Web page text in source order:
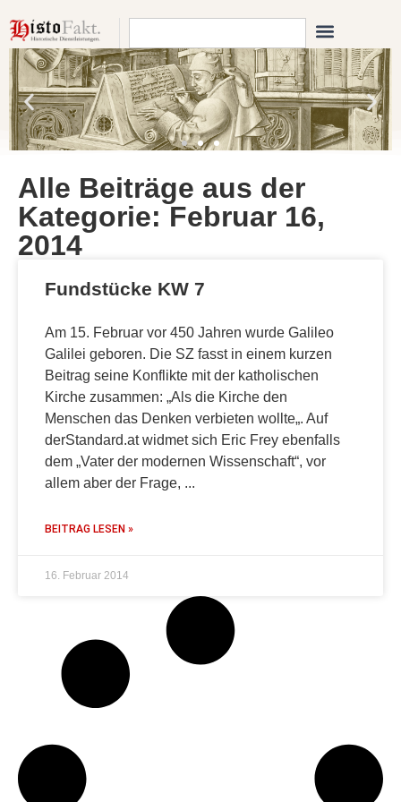
Alle Beiträge aus der
Kategorie: Februar 16,
2014
Fundstücke KW 7
Am 15. Februar vor 450 Jahren wurde Galileo
Galilei geboren. Die SZ fasst in einem kurzen
Beitrag seine Konflikte mit der katholischen
Kirche zusammen: „Als die Kirche den
Menschen das Denken verbieten wollte„. Auf
derStandard.at widmet sich Eric Frey ebenfalls
dem „Vater der modernen Wissenschaft“, vor
allem aber der Frage,
BEITRAG LESEN »
16. Februar 2014